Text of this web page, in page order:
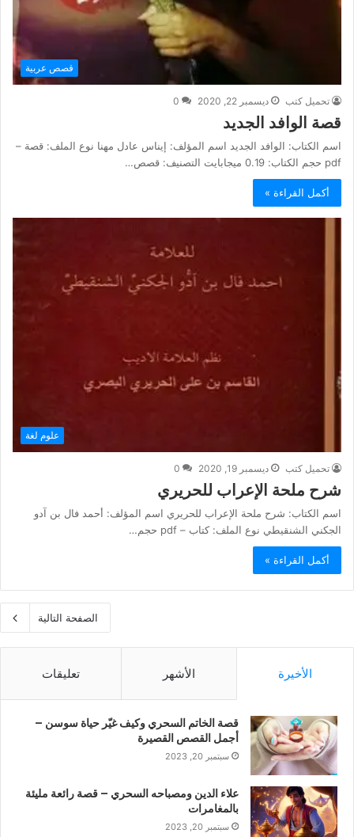
قصص عربية
تحميل كتب ديسمبر 22, 2020 0
قصة الوافد الجديد
اسم الكتاب: الوافد الجديد اسم المؤلف: إيناس عادل مهنا نوع الملف: قصة –
pdf حجم الكتاب: 0.19 ميجابايت التصنيف: قصص…
أكمل القراءة »
علوم لغة
تحميل كتب ديسمبر 19, 2020 0
شرح ملحة الإعراب للحريري
اسم الكتاب: شرح ملحة الإعراب للحريري اسم المؤلف: أحمد فال بن آدو
الجكني الشنقيطي نوع الملف: كتاب – pdf حجم…
أكمل القراءة »
الصفحة التالية
الأخيرة الأشهر تعليقات
قصة الخاتم السحري وكيف غيّر حياة سوسن –
أجمل القصص القصيرة
سبتمبر 20, 2023
علاء الدين ومصباحه السحري – قصة رائعة مليئة
بالمغامرات
سبتمبر 20, 2023